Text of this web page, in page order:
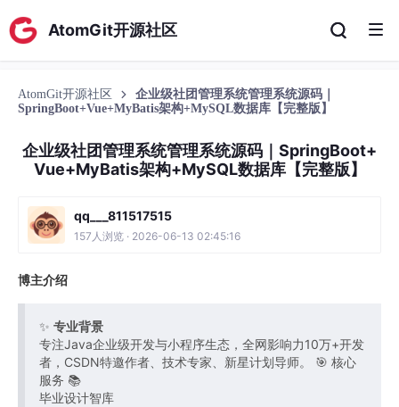
AtomGit开源社区
AtomGit开源社区
企业级社团管理系统管理系统源码｜
SpringBoot+Vue+MyBatis架构+MySQL数据库【完整版】
企业级社团管理系统管理系统源码｜SpringBoot+
Vue+MyBatis架构+MySQL数据库【完整版】
qq___811517515
157人浏览 · 2026-06-13 02:45:16
博主介绍
✨ 专业背景
专注Java企业级开发与小程序生态，全网影响力10万+开发
者，CSDN特邀作者、技术专家、新星计划导师。 🎯 核心
服务 📚
毕业设计智库